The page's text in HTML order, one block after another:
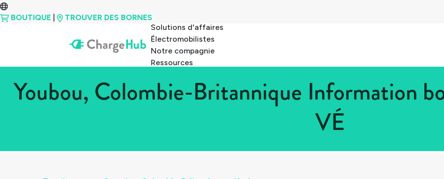
BOUTIQUE
TROUVER DES BORNES
Solutions d'affaires
Électromobilistes
Notre compagnie
Ressources
Youbou, Colombie-Britannique Information
VÉ